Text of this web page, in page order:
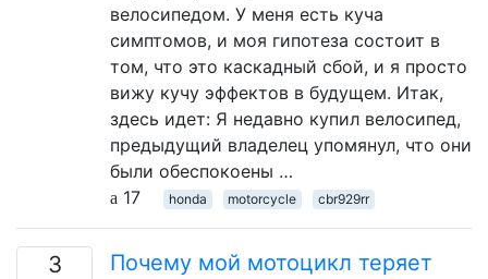
велосипедом. У меня есть куча
симптомов, и моя гипотеза состоит в
том, что это каскадный сбой, и я просто
вижу кучу эффектов в будущем. Итак,
здесь идет: Я недавно купил велосипед,
предыдущий владелец упомянул, что они
были обеспокоены …
17
honda motorcycle cbr929rr
3
Почему мой мотоцикл теряет